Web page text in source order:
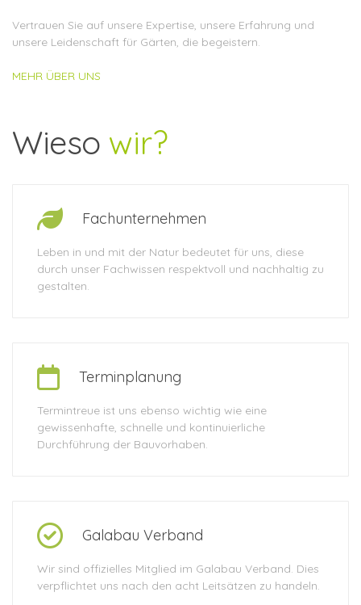
Vertrauen Sie auf unsere Expertise, unsere Erfahrung und
unsere Leidenschaft für Gärten, die begeistern.
MEHR ÜBER UNS
Wieso wir?
Fachunternehmen
Leben in und mit der Natur bedeutet für uns, diese
durch unser Fachwissen respektvoll und nachhaltig zu
gestalten.
Terminplanung
Termintreue ist uns ebenso wichtig wie eine
gewissenhafte, schnelle und kontinuierliche
Durchführung der Bauvorhaben.
Galabau Verband
Wir sind offizielles Mitglied im Galabau Verband. Dies
verpflichtet uns nach den acht Leitsätzen zu handeln.